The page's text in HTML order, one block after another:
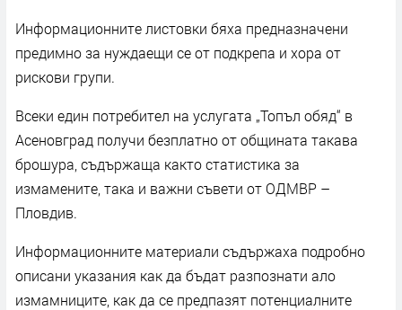
Информационните листовки бяха предназначени
предимно за нуждаещи се от подкрепа и хора от
рискови групи.
Всеки един потребител на услугата „Топъл обяд“ в
Асеновград получи безплатно от общината такава
брошура, съдържаща както статистика за
измамените, така и важни съвети от ОДМВР –
Пловдив.
Информационните материали съдържаха подробно
описани указания как да бъдат разпознати ало
измамниците, как да се предпазят потенциалните